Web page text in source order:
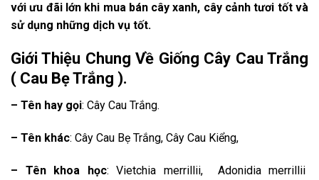
với ưu đãi lớn khi mua bán cây xanh, cây cảnh tươi tốt và
sử dụng những dịch vụ tốt.
Giới Thiệu Chung Về Giống Cây Cau Trắng
( Cau Bẹ Trắng ).
– Tên hay gọi: Cây Cau Trắng.
– Tên khác: Cây Cau Bẹ Trắng, Cây Cau Kiểng,
– Tên khoa học: Vietchia merrillii, Adonidia merrillii